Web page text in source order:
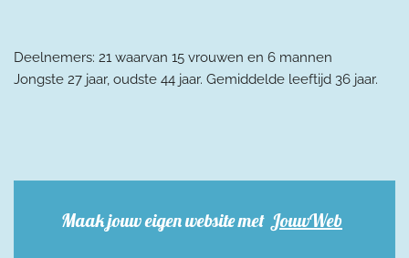
Deelnemers: 21 waarvan 15 vrouwen en 6 mannen
Jongste 27 jaar, oudste 44 jaar. Gemiddelde leeftijd 36 jaar.
Maak jouw eigen website met JouwWeb